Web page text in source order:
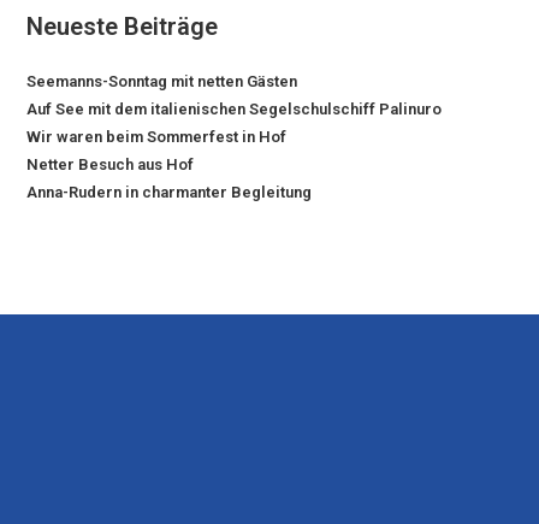
Neueste Beiträge
Seemanns-Sonntag mit netten Gästen
Auf See mit dem italienischen Segelschulschiff Palinuro
Wir waren beim Sommerfest in Hof
Netter Besuch aus Hof
Anna-Rudern in charmanter Begleitung